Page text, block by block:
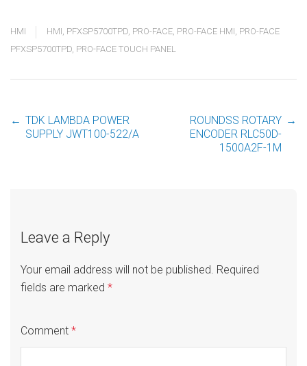
HMI HMI, PFXSP5700TPD, PRO-FACE, PRO-FACE HMI, PRO-FACE
PFXSP5700TPD, PRO-FACE TOUCH PANEL
Post
← TDK LAMBDA POWER
SUPPLY JWT100-522/A
ROUNDSS ROTARY
ENCODER RLC50D-
1500A2F-1M
→
Leave a Reply
Your email address will not be published. Required
fields are marked *
Comment *